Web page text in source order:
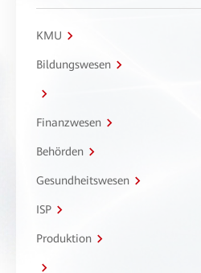
KMU
Bildungswesen
Finanzwesen
Behörden
Gesundheitswesen
ISP
Produktion